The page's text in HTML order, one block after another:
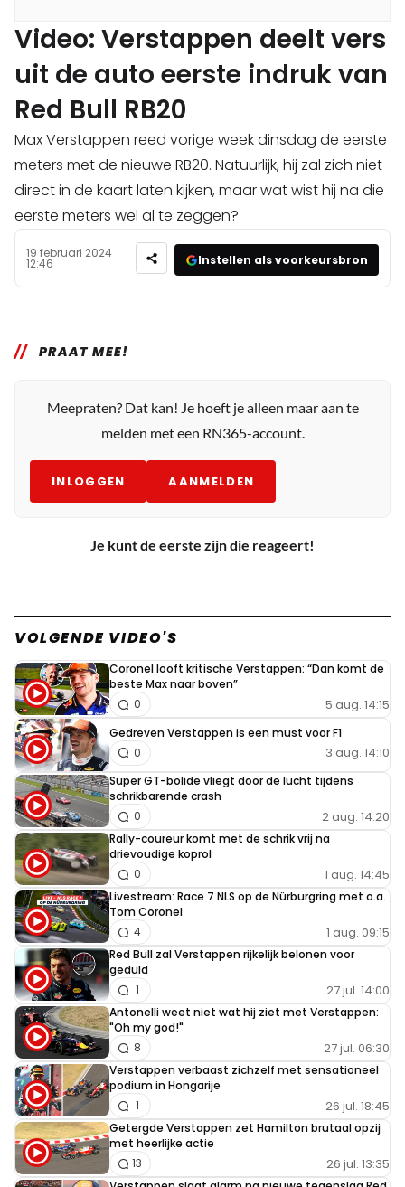
Video: Verstappen deelt vers
uit de auto eerste indruk van
Red Bull RB20
Max Verstappen reed vorige week dinsdag de eerste
meters met de nieuwe RB20. Natuurlijk, hij zal zich niet
direct in de kaart laten kijken, maar wat wist hij na die
eerste meters wel al te zeggen?
19 februari 2024
12:46 Instellen als voorkeursbron
PRAAT MEE!
Meepraten? Dat kan! Je hoeft je alleen maar aan te
melden met een RN365-account.
INLOGGEN AANMELDEN
Je kunt de eerste zijn die reageert!
VOLGENDE VIDEO'S
Coronel looft kritische Verstappen: “Dan komt de
beste Max naar boven”
5 aug. 14:15
0
Gedreven Verstappen is een must voor F1
3 aug. 14:10
0
Super GT-bolide vliegt door de lucht tijdens
schrikbarende crash
2 aug. 14:20
0
Rally-coureur komt met de schrik vrij na
drievoudige koprol
1 aug. 14:45
0
Livestream: Race 7 NLS op de Nürburgring met o.a.
Tom Coronel
1 aug. 09:15
4
Red Bull zal Verstappen rijkelijk belonen voor
geduld
27 jul. 14:00
1
Antonelli weet niet wat hij ziet met Verstappen:
"Oh my god!"
27 jul. 06:30
8
Verstappen verbaast zichzelf met sensationeel
podium in Hongarije
26 jul. 18:45
1
Getergde Verstappen zet Hamilton brutaal opzij
met heerlijke actie
26 jul. 13:35
13